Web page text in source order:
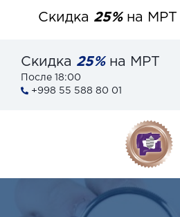
Скидка25%на МРТ
Скидка 25%на МРТ
После 18:00
+998 55 588 80 01